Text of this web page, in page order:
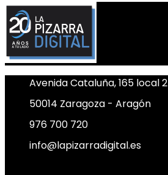
Avenida Cataluña, 165 local 2
50014 Zaragoza - Aragón
976 700 720
info@lapizarradigital.es